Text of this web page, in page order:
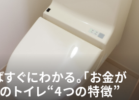
ぐにわかる。「お金が
トイレ“4つの特徴”